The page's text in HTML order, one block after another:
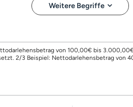
Weitere Begriffe
von 100,00€ bis
2/3 Beispiel: Nettodarlehensbetrag von